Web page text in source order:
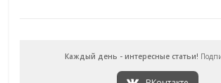
Каждый день - интересные статьи!